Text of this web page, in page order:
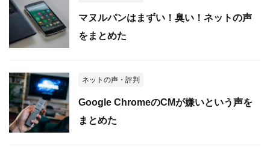
マヌルパンはまずい！臭い！ネットの声
をまとめた
ネットの声・評判
Google ChromeのCMが嫌いという声を
まとめた